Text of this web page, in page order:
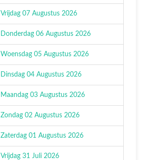
Vrijdag 07 Augustus 2026
Donderdag 06 Augustus 2026
Woensdag 05 Augustus 2026
Dinsdag 04 Augustus 2026
Maandag 03 Augustus 2026
Zondag 02 Augustus 2026
Zaterdag 01 Augustus 2026
Vrijdag 31 Juli 2026